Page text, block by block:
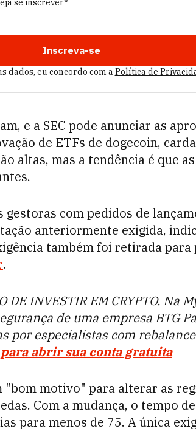
se inscrever*
Inscreva-se
dados, eu concordo com a Política de
e a SEC pode anunciar as
de ETFs de dogecoin,
altas, mas a tendência é que
com pedidos de
anteriormente exigida,
também foi retirada para
.
DE INVESTIR EM CRYPTO. Na
de uma empresa BTG
por especialistas com
abrir sua conta gratuita
"bom motivo" para alterar as
Com a mudança, o tempo
para menos de 75. A única